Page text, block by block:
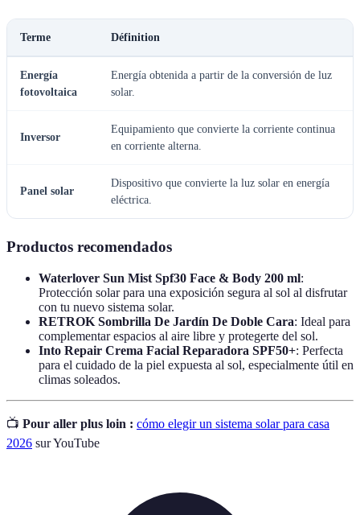
Terme Définition
Energía
fotovoltaica
Energía obtenida a partir de la conversión de luz
solar.
Inversor
Equipamiento que convierte la corriente continua
en corriente alterna.
Panel solar
Dispositivo que convierte la luz solar en energía
eléctrica.
Productos recomendados
Waterlover Sun Mist Spf30 Face & Body 200 ml:
Protección solar para una exposición segura al sol al disfrutar
con tu nuevo sistema solar.
RETROK Sombrilla De Jardín De Doble Cara: Ideal para
complementar espacios al aire libre y protegerte del sol.
Into Repair Crema Facial Reparadora SPF50+: Perfecta
para el cuidado de la piel expuesta al sol, especialmente útil en
climas soleados.
📺 Pour aller plus loin : cómo elegir un sistema solar para casa
2026 sur YouTube